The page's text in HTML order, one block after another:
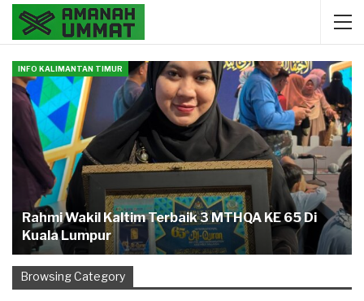
INFO KALIMANTAN TIMUR
Rahmi Wakil Kaltim Terbaik 3 MTHQA KE 65 Di
Kuala Lumpur
Browsing Category